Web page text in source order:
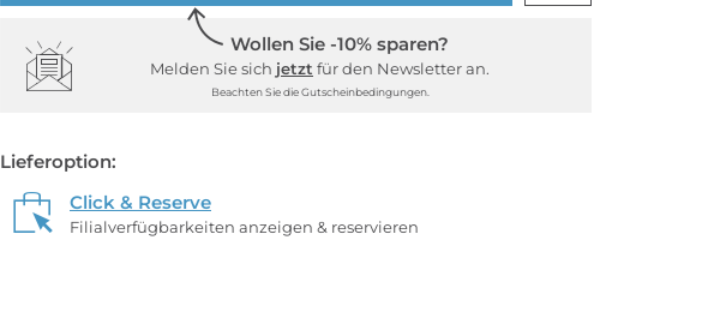
Wollen Sie -10% sparen?
Melden Sie sich jetzt für den Newsletter an.
Beachten Sie die Gutscheinbedingungen.
Lieferoption:
Click & Reserve
Filialverfügbarkeiten anzeigen & reservieren